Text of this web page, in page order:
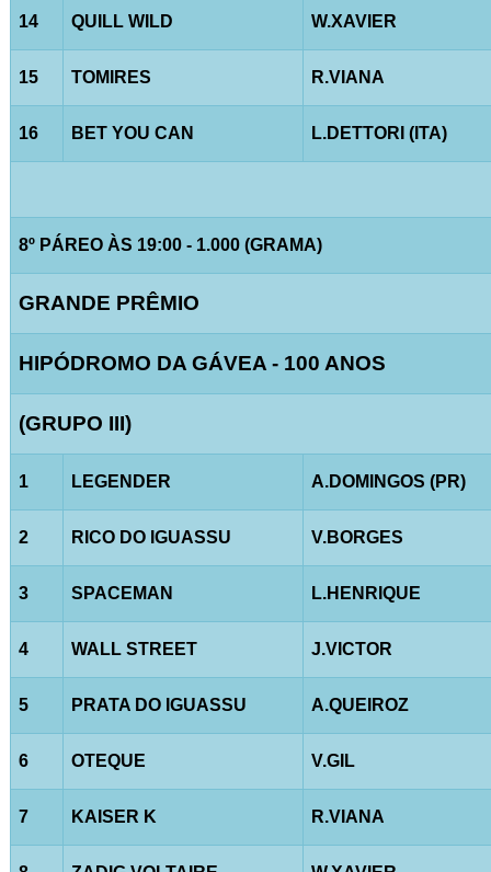
14 QUILL WILD W.XAVIER
15 TOMIRES R.VIANA
16 BET YOU CAN L.DETTORI (ITA)
8º PÁREO ÀS 19:00 - 1.000 (GRAMA)
GRANDE PRÊMIO
HIPÓDROMO DA GÁVEA - 100 ANOS
(GRUPO III)
1 LEGENDER A.DOMINGOS (PR)
2 RICO DO IGUASSU V.BORGES
3 SPACEMAN L.HENRIQUE
4 WALL STREET J.VICTOR
5 PRATA DO IGUASSU A.QUEIROZ
6 OTEQUE V.GIL
7 KAISER K R.VIANA